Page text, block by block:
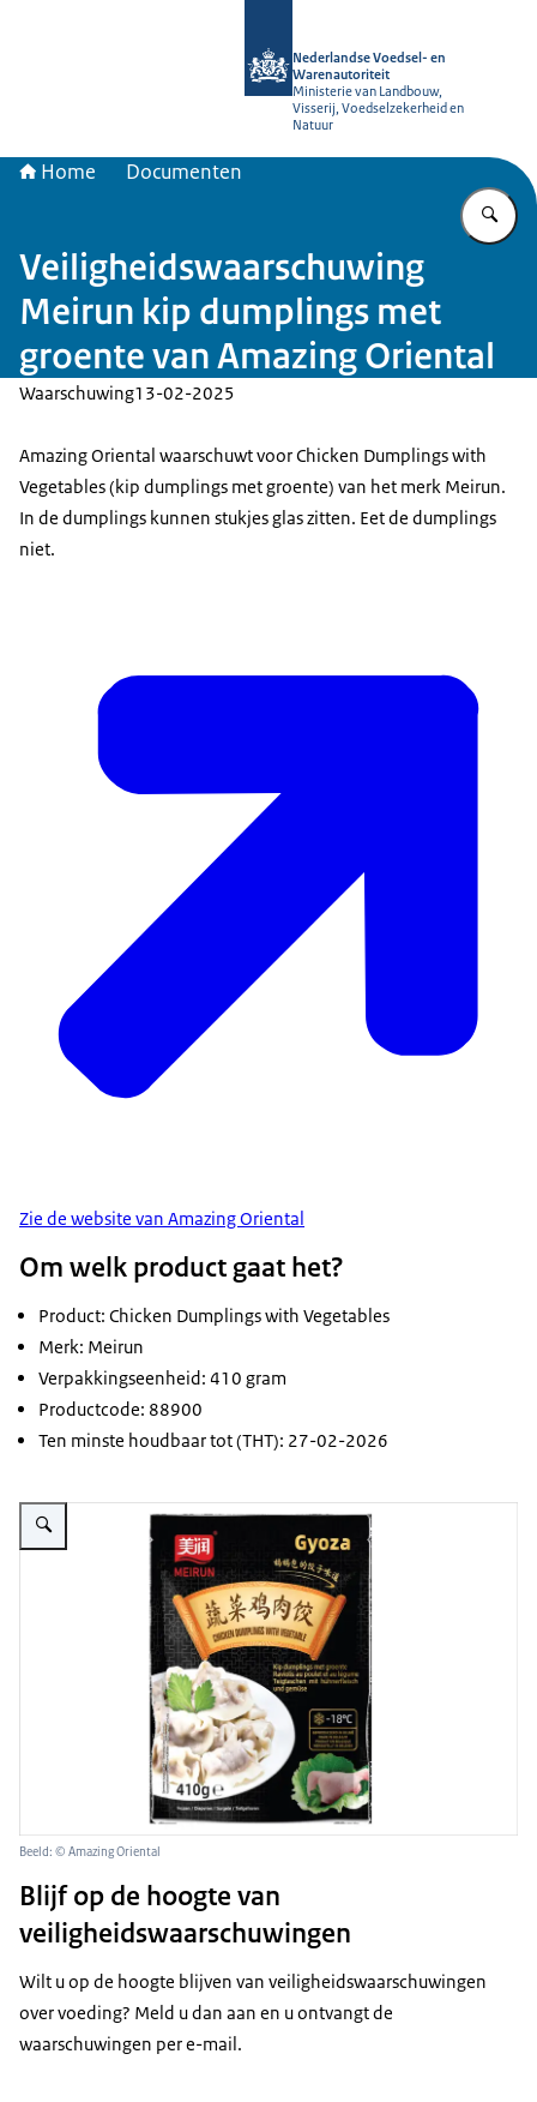
Nederlandse Voedsel- en
Warenautoriteit
Ministerie van Landbouw,
Visserij, Voedselzekerheid en
Natuur
Home Documenten
Veiligheidswaarschuwing
Meirun kip dumplings met
groente van Amazing Oriental
Waarschuwing13-02-2025
Amazing Oriental waarschuwt voor Chicken Dumplings with
Vegetables (kip dumplings met groente) van het merk Meirun.
In de dumplings kunnen stukjes glas zitten. Eet de dumplings
niet.
Zie de website van Amazing Oriental
Om welk product gaat het?
Product: Chicken Dumplings with Vegetables
Merk: Meirun
Verpakkingseenheid: 410 gram
Productcode: 88900
Ten minste houdbaar tot (THT): 27-02-2026
Vergroot afbeelding verpakking van dumplings met kip
Beeld: © Amazing Oriental
Blijf op de hoogte van
veiligheidswaarschuwingen
Wilt u op de hoogte blijven van veiligheidswaarschuwingen
over voeding? Meld u dan aan en u ontvangt de
waarschuwingen per e-mail.